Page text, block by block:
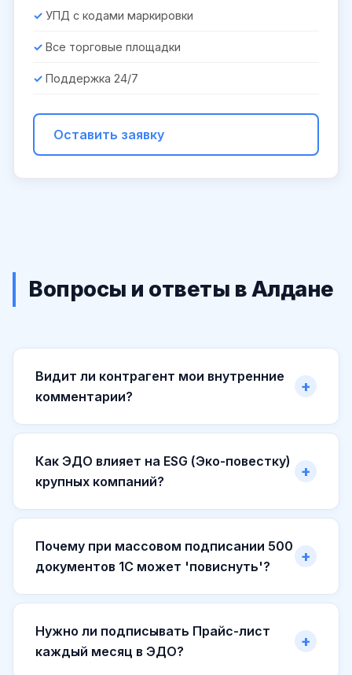
УПД с кодами маркировки
Все торговые площадки
Поддержка 24/7
Оставить заявку
Вопросы и ответы в Алдане
Видит ли контрагент мои внутренние
комментарии?
Как ЭДО влияет на ESG (Эко-повестку)
крупных компаний?
Почему при массовом подписании 500
документов 1С может 'повиснуть'?
Нужно ли подписывать Прайс-лист
каждый месяц в ЭДО?